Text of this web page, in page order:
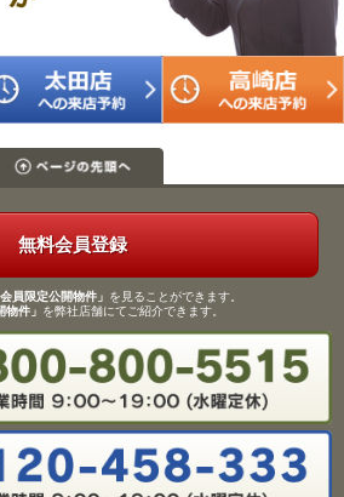
無料会員登録
会員限定公開物件」 を見ることができます。
物件」 を弊社店舗にてご紹介できます。